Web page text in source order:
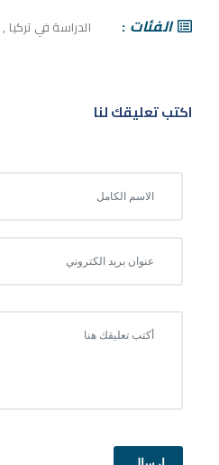
الفئات الدراسة في تركيا ,
اكتب تعليقك لنا